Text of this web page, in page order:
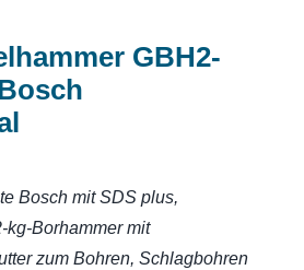
GBH2-
Bosch mit SDS plus,
kg-Borhammer mit
zum Bohren, Schlagbohren